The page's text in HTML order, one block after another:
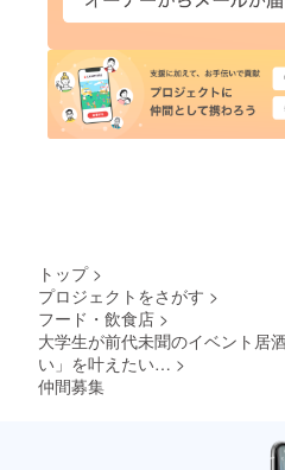
トップ >
プロジェクトをさがす >
フード・飲食店 >
大学生が前代未聞のイベント
い」を叶えたい… >
仲間募集